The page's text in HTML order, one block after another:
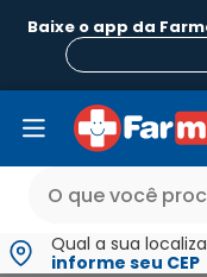
Baixe o app da
Qual a sua
informe seu CEP